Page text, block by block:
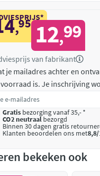
,95 12,99
van fabrikant
je mailadres achter en
is. Je inschrijving
Gratis bezorging vanaf 35,- *
CO2 neutraalbezorgd
Binnen 30 dagen gratis
Klanten beoordelen ons met
bekeken ook